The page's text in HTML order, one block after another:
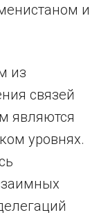
и
из
связей
являются
уровнях.